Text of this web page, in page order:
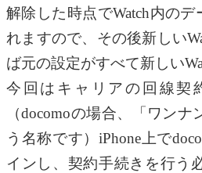
解除した時点でWatch内のデ
れますので、その後新しい
ば元の設定がすべて新しい
今回はキャリアの回線契
（docomoの場合、「ワン
う名称です）iPhone上で
インし、契約手続きを行う